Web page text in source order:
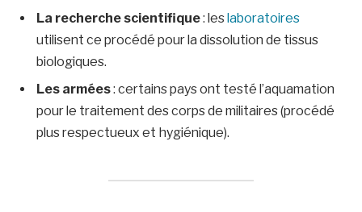
La recherche scientifique: les laboratoires
utilisent ce procédé pour la dissolution de tissus
biologiques.
Les armées: certains pays ont testé l’aquamation
pour le traitement des corps de militaires (procédé
plus respectueux et hygiénique).